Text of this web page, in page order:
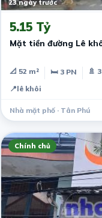
23 ngày trước
5.15 Tỷ
Mặt tiền đường Lê
📐 52 m² 🛏 3 PN
🚿
📍lê khôi
Nhà mặt phố · Tân Phú
Chính chủ